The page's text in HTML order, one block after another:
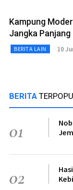
Kampung
Jangka Panjang
BERITA LAIN 10
BERITA
01
02